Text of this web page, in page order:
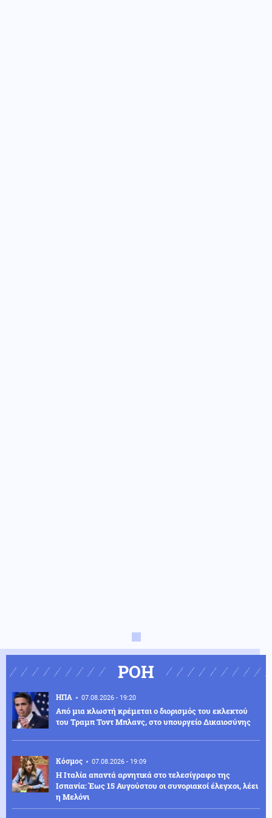
ΡΟΗ
ΗΠΑ 07.08.2026 - 19:20
Από μια κλωστή κρέμεται ο διορισμός του εκλεκτού
του Τραμπ Τοντ Μπλανς, στο υπουργείο Δικαιοσύνης
Κόσμος 07.08.2026 - 19:09
Η Ιταλία απαντά αρνητικά στο τελεσίγραφο της
Ισπανία: Έως 15 Αυγούστου οι συνοριακοί έλεγχοι, λέει
η Μελόνι